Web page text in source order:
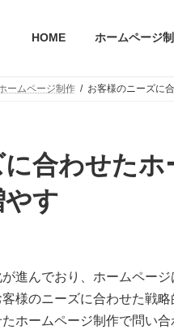
HOME ホームページ
ームページ制作 お客様のニーズに
合わせたホ
す
進んでおり、ホームペー
様のニーズに合わせた戦
ホームページ制作で問い